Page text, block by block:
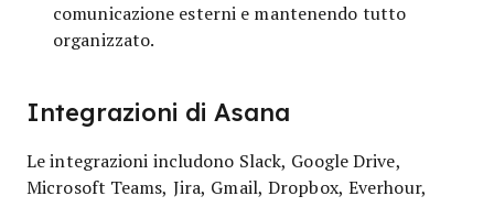
comunicazione esterni e mantenendo tutto
organizzato.
Integrazioni di Asana
Le integrazioni includono Slack, Google Drive,
Microsoft Teams, Jira, Gmail, Dropbox, Everhour,